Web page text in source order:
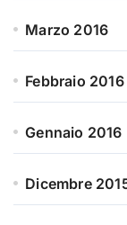
Marzo 2016
Febbraio 2016
Gennaio 2016
Dicembre